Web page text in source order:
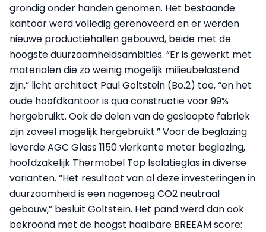
grondig onder handen genomen. Het bestaande
kantoor werd volledig gerenoveerd en er werden
nieuwe productiehallen gebouwd, beide met de
hoogste duurzaamheidsambities. “Er is gewerkt met
materialen die zo weinig mogelijk milieubelastend
zijn,” licht architect Paul Goltstein (Bo.2) toe, “en het
oude hoofdkantoor is qua constructie voor 99%
hergebruikt. Ook de delen van de gesloopte fabriek
zijn zoveel mogelijk hergebruikt.” Voor de beglazing
leverde AGC Glass 1150 vierkante meter beglazing,
hoofdzakelijk Thermobel Top Isolatieglas in diverse
varianten. “Het resultaat van al deze investeringen in
duurzaamheid is een nagenoeg CO2 neutraal
gebouw,” besluit Goltstein. Het pand werd dan ook
bekroond met de hoogst haalbare BREEAM score: